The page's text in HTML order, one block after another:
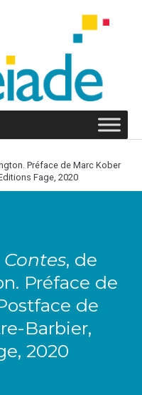
Préface de Marc Kober
Fage, 2020
, de
Préface de
de
Barbier,
2020